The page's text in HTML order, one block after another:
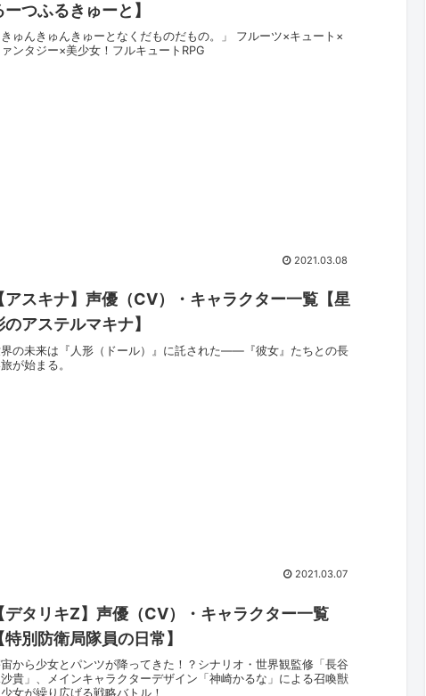
ーつふるきゅーと】
ゅんきゅんきゅーとなくだものだもの。」 フルーツ×キュート×
ンタジー×美少女！フルキュートRPG
2021.03.08
アスキナ】声優（CV）・キャラクター一覧【星
のアステルマキナ】
の未来は『人形（ドール）』に託された――『彼女』たちとの長
が始まる。
2021.03.07
デタリキZ】声優（CV）・キャラクター一覧
特別防衛局隊員の日常】
から少女とパンツが降ってきた！？シナリオ・世界観監修「長谷
貴」、メインキャラクターデザイン「神崎かるな」による召喚獣
女が繰り広げる戦略バトル！